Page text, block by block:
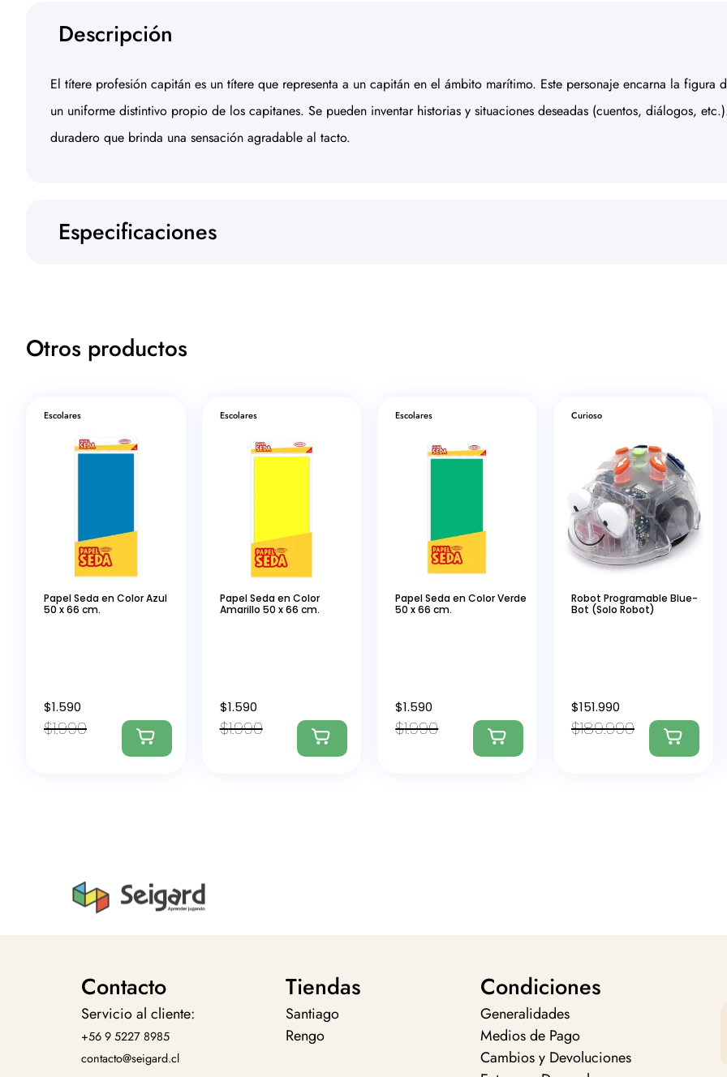
Descripción
El títere profesión capitán es un títere que representa a un capitán en el ámbito marítimo. Este personaje encarna la
un uniforme distintivo propio de los capitanes. Se pueden inventar historias y situaciones deseadas (cuentos, diálogos,
duradero que brinda una sensación agradable al tacto.
Especificaciones
Otros productos
Escolares
Papel Seda en Color Azul
50 x 66 cm.
$1.990
$1.590
Escolares
Papel Seda en Color
Amarillo 50 x 66 cm.
$1.990
$1.590
Escolares
Papel Seda en Color Verde
50 x 66 cm.
$1.990
$1.590
Curioso
Robot Programable Blue-
Bot (Solo Robot)
$189.990
$151.990
Contacto
Servicio al cliente:
+56 9 5227 8985
contacto@seigard.cl
Tiendas
Santiago
Rengo
Condiciones
Generalidades
Medios de Pago
Cambios y Devoluciones